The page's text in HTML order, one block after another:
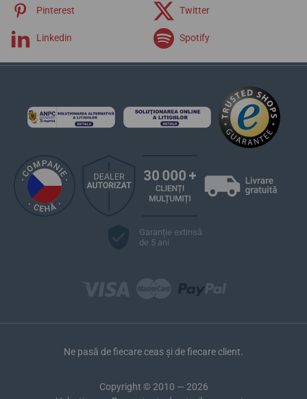
Pinterest Twitter
Linkedin Spotify
Garanție extinsă
de 5 ani
Ne pasă de fiecare ceas și de fiecare client.
Copyright © 2010 — 2026